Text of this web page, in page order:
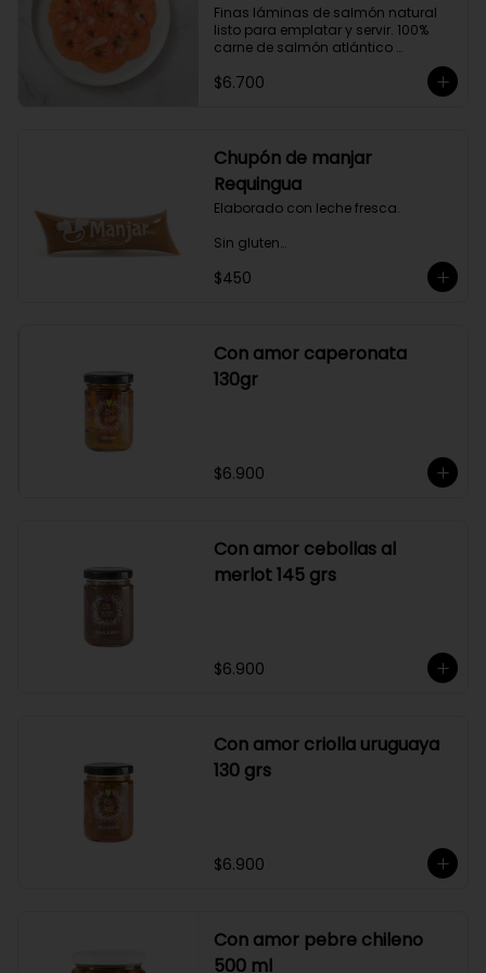
gourmet a tus comidas.
Finas láminas de salmón natural
listo para emplatar y servir. 100%
carne de salmón atlántico
Producto sellado al vacío y
congelado.
$6.700
Chupón de manjar
Requingua
Elaborado con leche fresca.
Sin gluten
Sin Saborizantes
$450
Con amor caperonata
130gr
$6.900
Con amor cebollas al
merlot 145 grs
$6.900
Con amor criolla uruguaya
130 grs
$6.900
Con amor pebre chileno
500 ml